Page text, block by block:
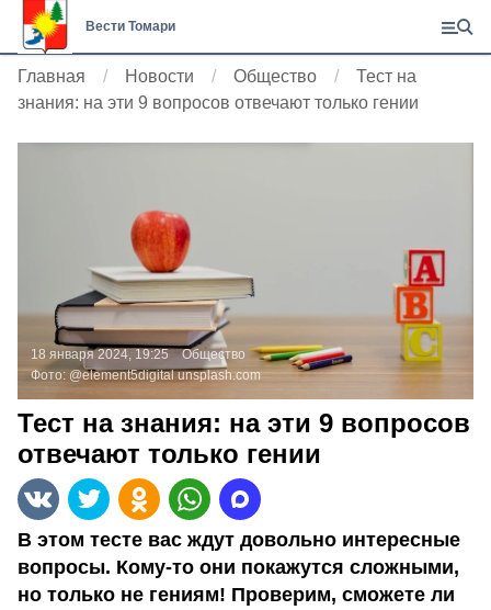
Вести Томари
Главная Новости Общество
Тест на
знания: на эти 9 вопросов отвечают только гении
18 января 2024, 19:25
Общество
Фото: @element5digital unsplash.com
Тест на знания: на эти 9 вопросов
отвечают только гении
В этом тесте вас ждут довольно интересные
вопросы. Кому-то они покажутся сложными,
но только не гениям! Проверим, сможете ли